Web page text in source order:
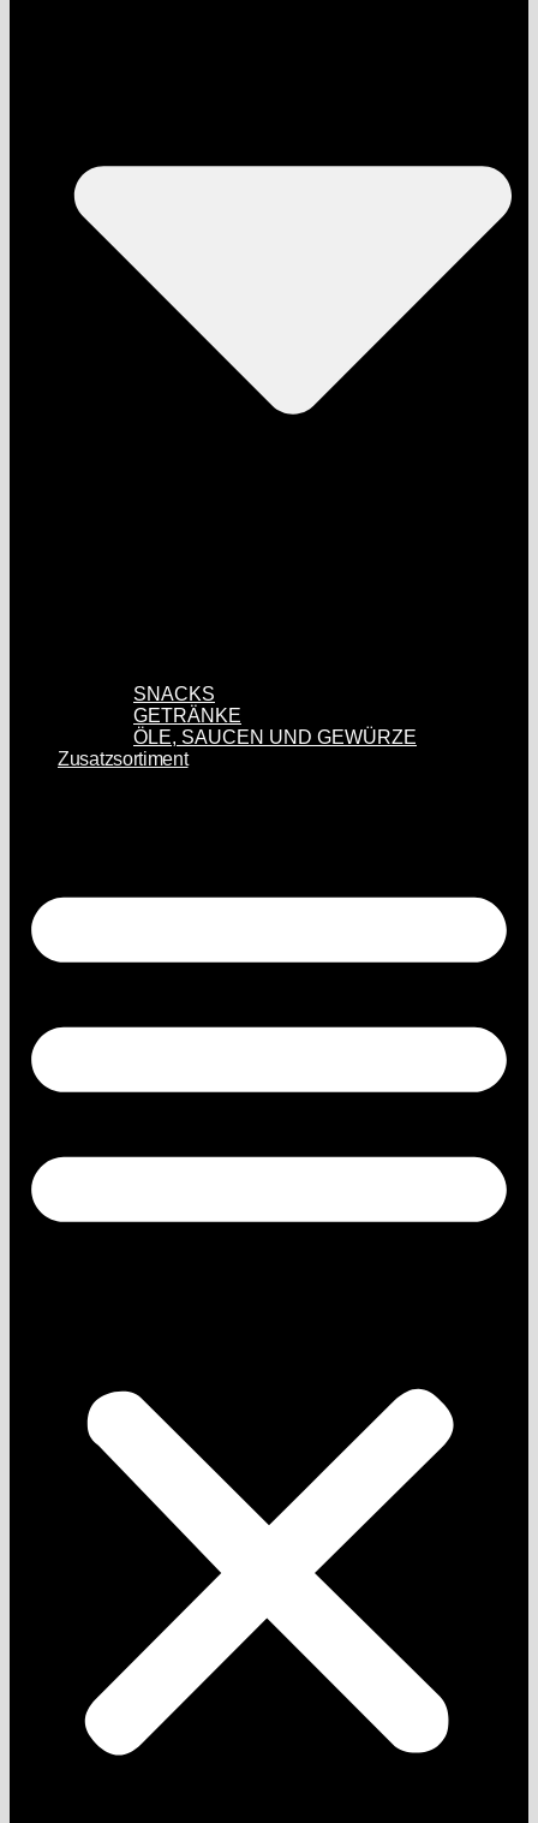
SNACKS
GETRÄNKE
ÖLE, SAUCEN UND GEWÜRZE
Zusatzsortiment